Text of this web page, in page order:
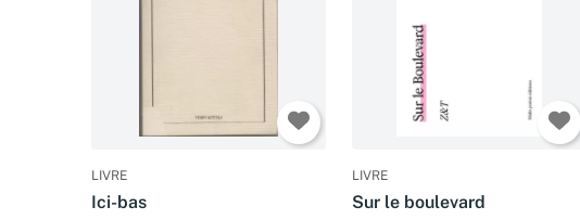
LIVRE
Ici-bas
LIVRE
Sur le boulevard